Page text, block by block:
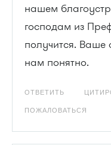
нашем
господам из
получится.
нам понятно.
ОТВЕТИТЬ
ПОЖАЛОВАТЬСЯ